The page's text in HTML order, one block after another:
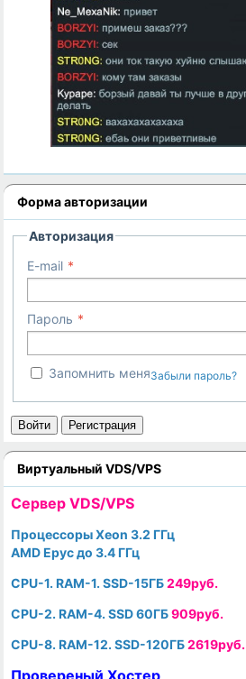
Форма авторизации
Авторизация
E-mail
Пароль
Запомнить меняЗабыли пароль?
Войти Регистрация
Виртуальный VDS/VPS
Cервер VDS/VPS
Процессоры Xeon 3.2 ГГц
AMD Epyc до 3.4 ГГц
CPU-1. RAM-1. SSD-15ГБ249руб.
CPU-2. RAM-4. SSD 60ГБ909руб.
CPU-8. RAM-12. SSD-120ГБ2619руб.
Провереный Хостер